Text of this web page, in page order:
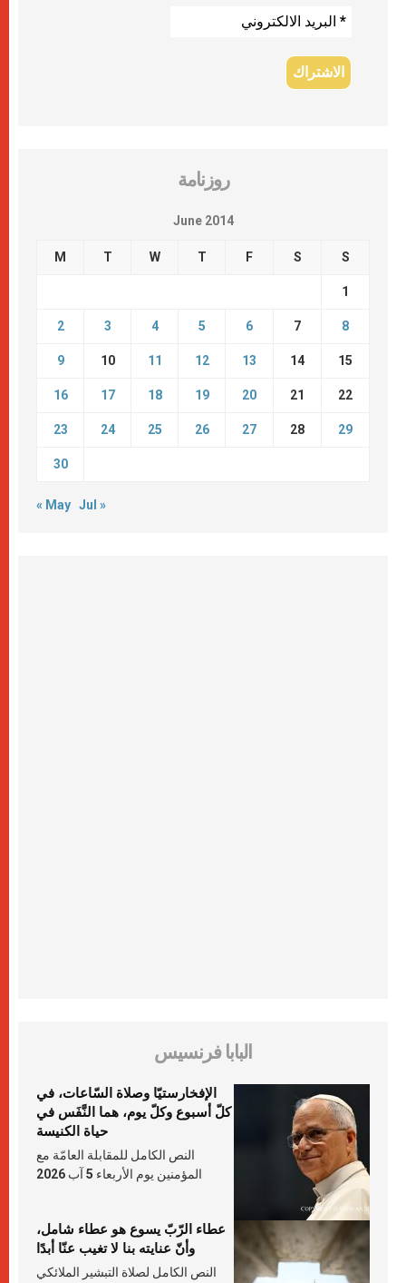
روزنامة
June 2014
M T W T F S S
1
2 3 4 5 6 7 8
9 10 11 12 13 14 15
16 17 18 19 20 21 22
23 24 25 26 27 28 29
30
« May Jul »
البابا فرنسيس
الإفخارستيّا وصلاة السّاعات، في
كلّ أسبوع وكلّ يوم، هما النَّفَس في
حياة الكنيسة
النص الكامل للمقابلة العامّة مع
المؤمنين يوم الأربعاء 5 آب 2026
عطاء الرّبّ يسوع هو عطاء شامل،
وأنّ عنايته بنا لا تغيب عنّا أبدًا
النص الكامل لصلاة التبشير الملائكي